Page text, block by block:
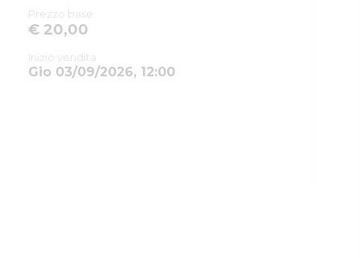
Prezzo base
€ 20,00
Inizio vendita
Gio 03/09/2026, 12:00